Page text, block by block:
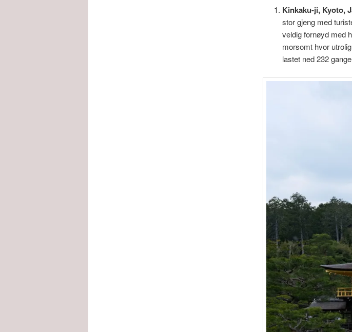
Kinkaku-ji, Kyoto,
stor gjeng med
veldig fornøyd med
morsomt hvor
lastet ned 232